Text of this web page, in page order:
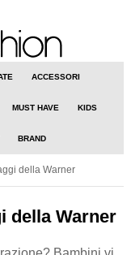
ACCESSORI
MUST HAVE KIDS
BRAND
della Warner
della Warner